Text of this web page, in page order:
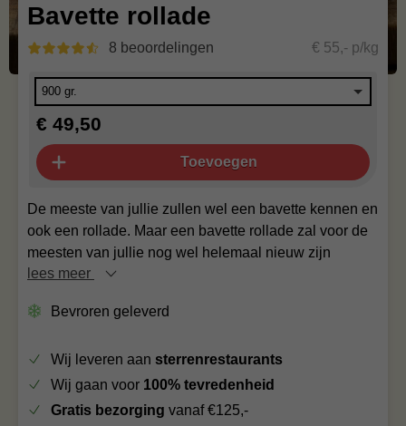
Bavette rollade
8 beoordelingen € 55,- p/kg
De meeste van jullie zullen wel een bavette kennen en
ook een rollade. Maar een bavette rollade zal voor de
meesten van jullie nog wel helemaal nieuw zijn
lees meer
Bevroren geleverd
€ 49,50
Toevoegen
Wij leveren aan sterrenrestaurants
Wij gaan voor 100% tevredenheid
Gratis bezorging vanaf €125,-